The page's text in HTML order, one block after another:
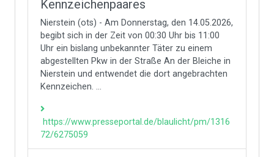
Kennzeichenpaares
Nierstein (ots) - Am Donnerstag, den 14.05.2026,
begibt sich in der Zeit von 00:30 Uhr bis 11:00
Uhr ein bislang unbekannter Täter zu einem
abgestellten Pkw in der Straße An der Bleiche in
Nierstein und entwendet die dort angebrachten
Kennzeichen. ...
https://www.presseportal.de/blaulicht/pm/1316
72/6275059